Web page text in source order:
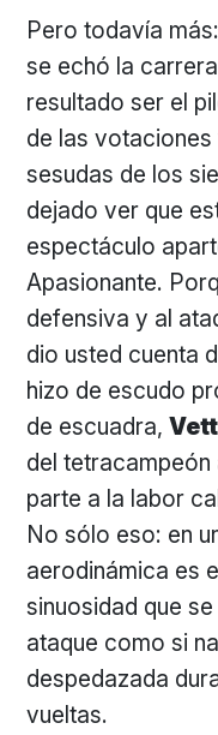
Pero todavía más:
se echó la
resultado ser el
de las
sesudas de los
dejado ver que
espectáculo
Apasionante.
defensiva y al
dio usted cuenta
hizo de escudo
de escuadra,
del tetracampeón
parte a la labor
No sólo eso: en
aerodinámica es
sinuosidad que
ataque como si
despedazada
vueltas.